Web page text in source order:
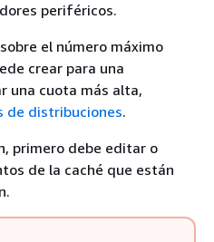
periféricos.
el número máximo
crear para una
una cuota más alta,
de distribuciones.
primero debe editar o
de la caché que están